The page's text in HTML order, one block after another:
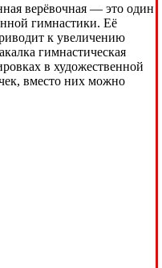
верёвочная — это один
гимнастики. Её
к увеличению
гимнастическая
в художественной
вместо них можно